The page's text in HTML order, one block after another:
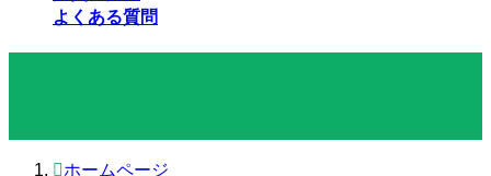
よくある質問
ホームページ